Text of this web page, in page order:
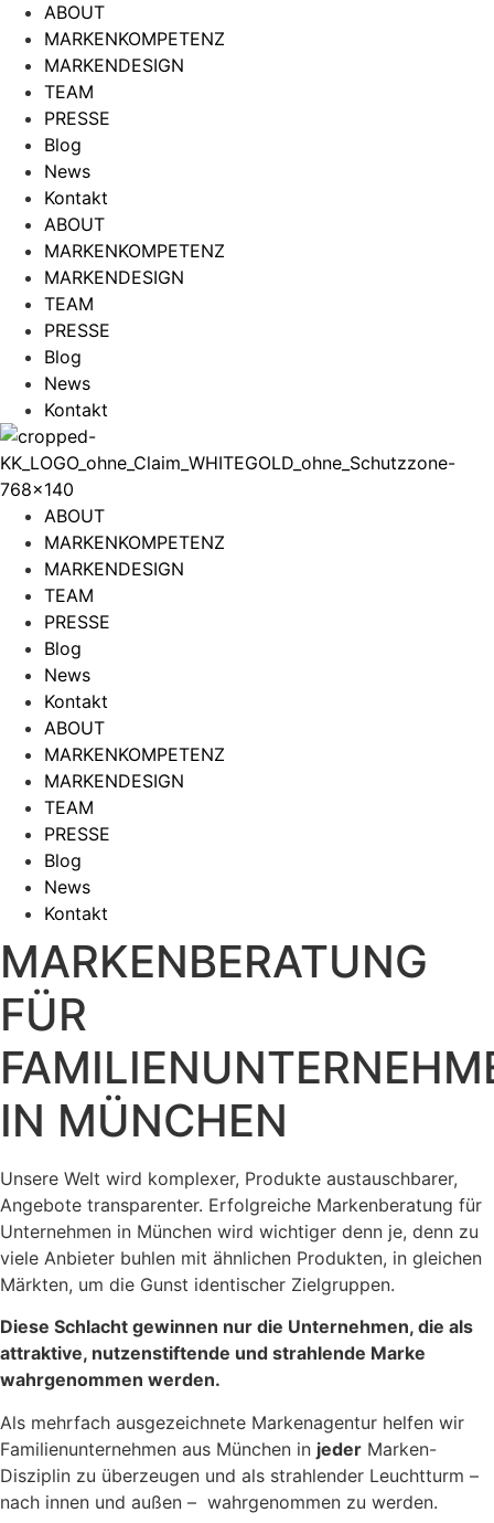
ABOUT
MARKENKOMPETENZ
MARKENDESIGN
TEAM
PRESSE
Blog
News
Kontakt
ABOUT
MARKENKOMPETENZ
MARKENDESIGN
TEAM
PRESSE
Blog
News
Kontakt
ABOUT
MARKENKOMPETENZ
MARKENDESIGN
TEAM
PRESSE
Blog
News
Kontakt
ABOUT
MARKENKOMPETENZ
MARKENDESIGN
TEAM
PRESSE
Blog
News
Kontakt
MARKENBERATUNG
FÜR
IN MÜNCHEN
Unsere Welt wird komplexer, Produkte austauschbarer,
Angebote transparenter. Erfolgreiche Markenberatung für
Unternehmen in München wird wichtiger denn je, denn zu
viele Anbieter buhlen mit ähnlichen Produkten, in gleichen
Märkten, um die Gunst identischer Zielgruppen.
Diese Schlacht gewinnen nur die Unternehmen, die als
attraktive, nutzenstiftende und strahlende Marke
wahrgenommen werden.
Als mehrfach ausgezeichnete Markenagentur helfen wir
Familienunternehmen aus München in jeder Marken-
Disziplin zu überzeugen und als strahlender Leuchtturm –
nach innen und außen – wahrgenommen zu werden.